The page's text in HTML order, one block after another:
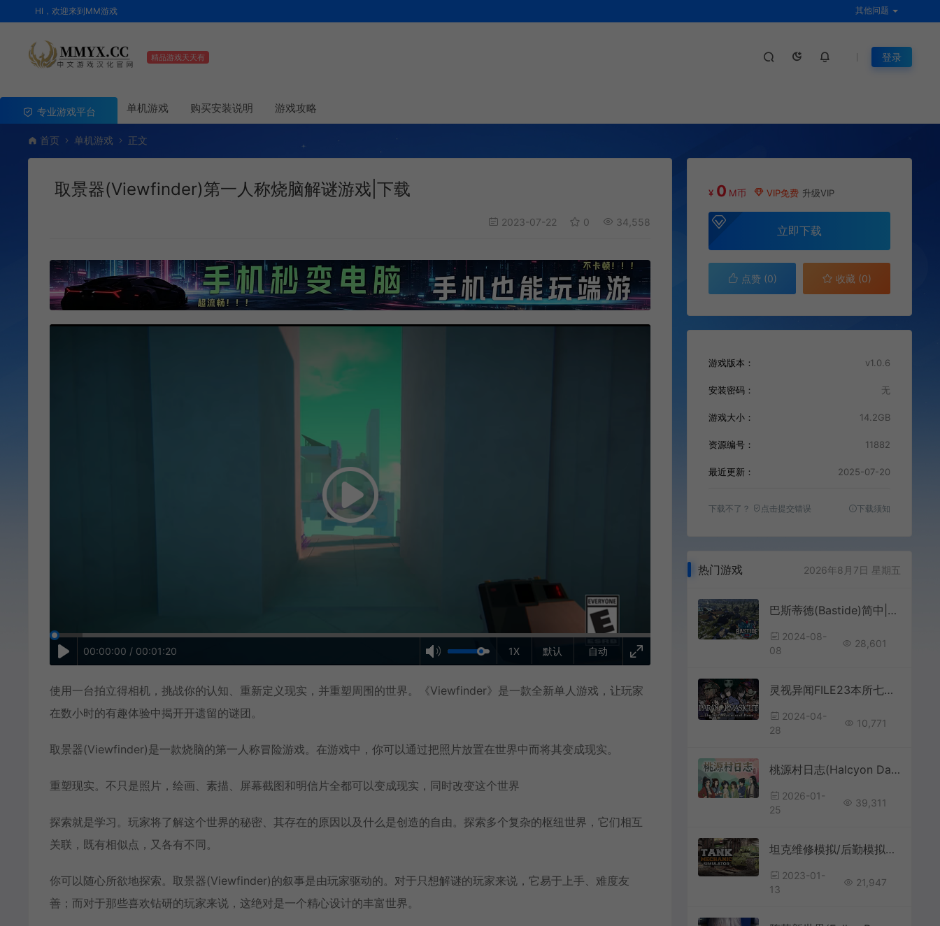
HI，欢迎来到MM游戏 其他问题
精品游戏天天有 登录
专业游戏平台 单机游戏 购买安装说明 游戏攻略
首页 单机游戏 正文
取景器(Viewfinder)第一人称烧脑解谜游戏|下载
2023-07-22 0 34,558
自动
1X 默认
00:00:00 / 00:01:20
使用一台拍立得相机，挑战你的认知、重新定义现实，并重塑周围的世界。《Viewfinder》是一款全新单人游戏，让玩家
在数小时的有趣体验中揭开开遗留的谜团。
取景器(Viewfinder)是一款烧脑的第一人称冒险游戏。在游戏中，你可以通过把照片放置在世界中而将其变成现实。
重塑现实。不只是照片，绘画、素描、屏幕截图和明信片全都可以变成现实，同时改变这个世界
探索就是学习。玩家将了解这个世界的秘密、其存在的原因以及什么是创造的自由。探索多个复杂的枢纽世界，它们相互
关联，既有相似点，又各有不同。
你可以随心所欲地探索。取景器(Viewfinder)的叙事是由玩家驱动的。对于只想解谜的玩家来说，它易于上手、难度友
善；而对于那些喜欢钻研的玩家来说，这绝对是一个精心设计的丰富世界。
¥ 0 M币 VIP免费 升级VIP
立即下载
点赞 (0) 收藏 (0)
游戏版本： v1.0.6
安装密码： 无
游戏大小： 14.2GB
资源编号： 11882
最近更新： 2025-07-20
下载不了？ 点击提交错误 下载须知
热门游戏 2026年8月7日 星期五
巴斯蒂德(Bastide)简中|PC|SIM|13世纪城市生活建设策略模拟游戏
2024-08-
08
28,601
灵视异闻FILE23本所七大不可思议(PARANORMASIGHT)恐怖解谜游戏|下载
2024-04-
28
10,771
桃源村日志(Halcyon Days at Taoyuan)休闲农场模拟RPG游戏|下载
2026-01-
25
39,311
坦克维修模拟/后勤模拟器(Tank Mechanic Simulator)维修模拟游戏|下载
2023-01-
13
21,947